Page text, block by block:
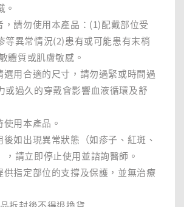
。
，請勿使用本產品：(1)配戴部位受
等異常情況(2)患有或可能患有末梢
體質或肌膚敏感。
選用合適的尺寸，請勿過緊或時間過
或過久的穿戴會影響血液循環及舒
用本產品。
如出現異常狀態（如疹子、紅斑、
，請立即停止使用並諮詢醫師。
供指定部位的支撐及保護，並無治療